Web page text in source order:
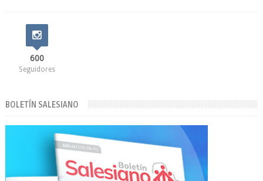
600
Seguidores
BOLETÍN SALESIANO